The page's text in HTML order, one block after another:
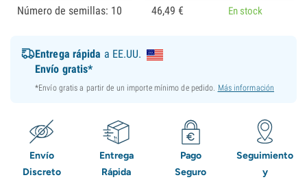
Número de semillas: 10 46,49 € En stock
Entrega rápida a EE.UU.
Envío gratis*
*Envío gratis a partir de un importe mínimo de pedido. Más información
Envío
Discreto
Entrega
Rápida
Pago
Seguro
Seguimiento
y